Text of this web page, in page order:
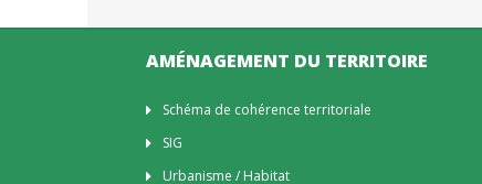
AMÉNAGEMENT DU TERRITOIRE
Schéma de cohérence territoriale
SIG
Urbanisme / Habitat